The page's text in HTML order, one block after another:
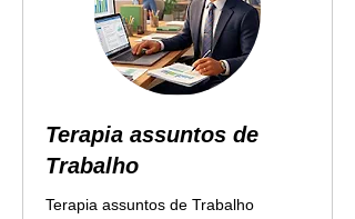
Terapia assuntos de
Trabalho
Terapia assuntos de Trabalho